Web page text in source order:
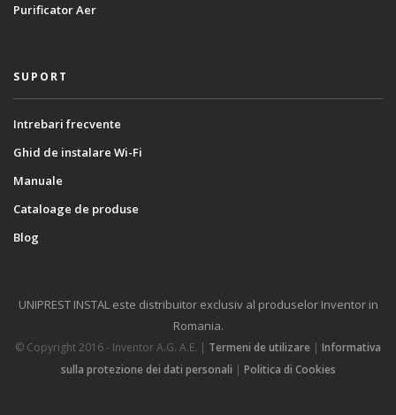
Purificator Aer
SUPORT
Intrebari frecvente
Ghid de instalare Wi-Fi
Manuale
Cataloage de produse
Blog
UNIPREST INSTAL este distribuitor exclusiv al produselor Inventor in
Romania.
© Copyright 2016 - Inventor A.G. Α.Ε. | Termeni de utilizare | Informativa
sulla protezione dei dati personali | Politica di Cookies